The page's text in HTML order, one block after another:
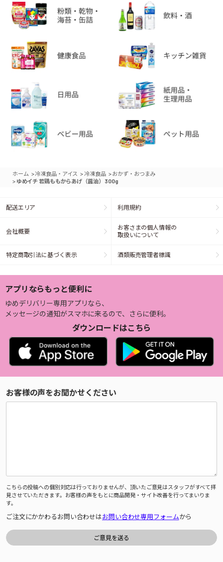
ホーム >冷凍食品・アイス > 冷凍食品 >おかず・おつまみ
> ゆめイチ 若鶏ももからあげ（醤油） 300g
配送エリア 利用規約
会社概要
お客さまの個人情報の
取扱いについて
特定商取引法に基づく表示 酒類販売管理者標識
アプリならもっと便利に
ゆめデリバリー専用アプリなら、
メッセージの通知がスマホに来るので、さらに便利。
ダウンロードはこちら
お客様の声をお聞かせください
こちらの投稿への個別対応は行っておりませんが、頂いたご意見はスタッフがすべて拝
見させていただきます。お客様の声をもとに商品開発・サイト改善を行ってまいりま
す。
ご注文にかかわるお問い合わせはお問い合わせ専用フォームから